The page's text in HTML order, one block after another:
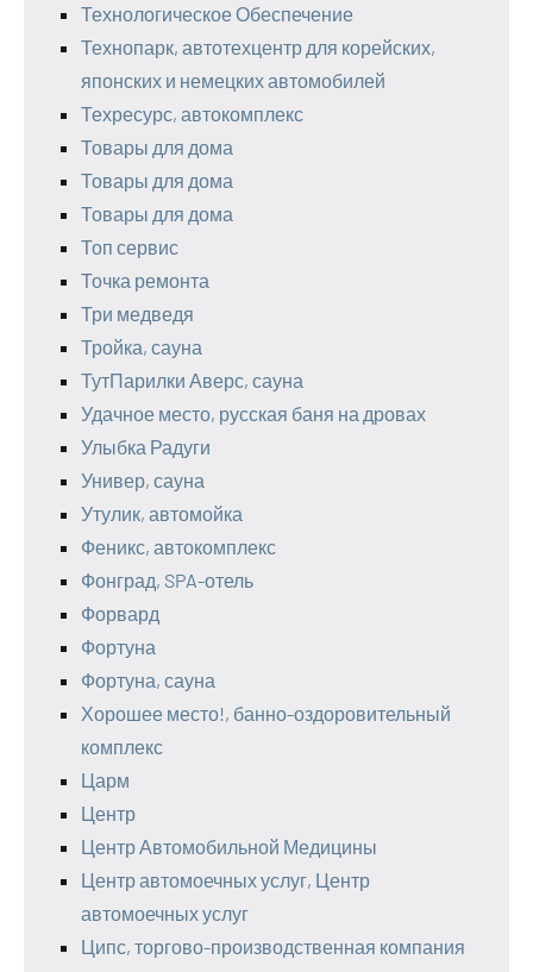
Технологическое Обеспечение
Технопарк, автотехцентр для корейских,
японских и немецких автомобилей
Техресурс, автокомплекс
Товары для дома
Товары для дома
Товары для дома
Топ сервис
Точка ремонта
Три медведя
Тройка, сауна
ТутПарилки Аверс, сауна
Удачное место, русская баня на дровах
Улыбка Радуги
Универ, сауна
Утулик, автомойка
Феникс, автокомплекс
Фонград, SPA-отель
Форвард
Фортуна
Фортуна, сауна
Хорошее место!, банно-оздоровительный
комплекс
Царм
Центр
Центр Автомобильной Медицины
Центр автомоечных услуг, Центр
автомоечных услуг
Ципс, торгово-производственная компания